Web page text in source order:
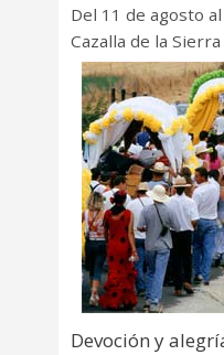
Del 11 de agosto
Cazalla de la
Devoción y